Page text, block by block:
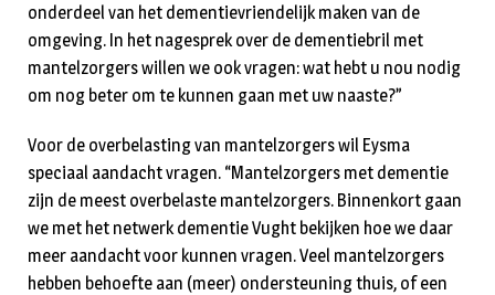
onderdeel van het dementievriendelijk maken van de
omgeving. In het nagesprek over de dementiebril met
mantelzorgers willen we ook vragen: wat hebt u nou nodig
om nog beter om te kunnen gaan met uw naaste?”
Voor de overbelasting van mantelzorgers wil Eysma
speciaal aandacht vragen. “Mantelzorgers met dementie
zijn de meest overbelaste mantelzorgers. Binnenkort gaan
we met het netwerk dementie Vught bekijken hoe we daar
meer aandacht voor kunnen vragen. Veel mantelzorgers
hebben behoefte aan (meer) ondersteuning thuis, of een